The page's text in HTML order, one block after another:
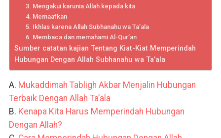
3. Mengakui karunia Allah kepada kita
4. Memaafkan
5. Ikhlas karena Allah Subhanahu wa Ta’ala
6. Membaca dan memahami Al-Qur’an
Sumber catatan kajian Tentang Kiat-Kiat Memperindah
Hubungan Dengan Allah Subhanahu wa Ta’ala
A. Mukaddimah Tabligh Akbar Menjalin Hubungan
Terbaik Dengan Allah Ta’ala
B. Kenapa Kita Harus Memperindah Hubungan
Dengan Allah?